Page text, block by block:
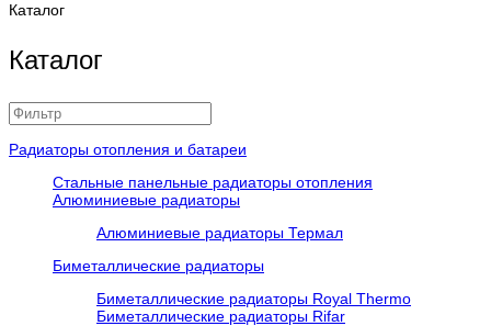
Каталог
Каталог
Радиаторы отопления и батареи
Стальные панельные радиаторы отопления
Алюминиевые радиаторы
Алюминиевые радиаторы Термал
Биметаллические радиаторы
Биметаллические радиаторы Royal Thermo
Биметаллические радиаторы Rifar